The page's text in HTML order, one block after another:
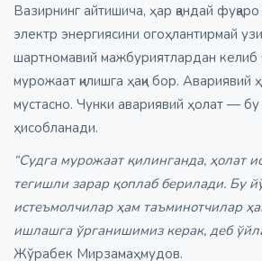
Вазирнинг айтишича, ҳар қандай
электр энергиясини огоҳлантирмай
шартномавий мажбуриятлардан келиб
мурожаат қилишга ҳақи бор. Авариявий
мустасно. Чунки авариявий ҳолат —
ҳисобланади.
“Судга мурожаат қилинганда, ҳолат
тегишли зарар қоплаб берилади. Бу
истеъмолчилар ҳам таъминотчилар
ишлашга ўрганишимиз керак, деб
Жўрабек Мирзамаҳмудов.